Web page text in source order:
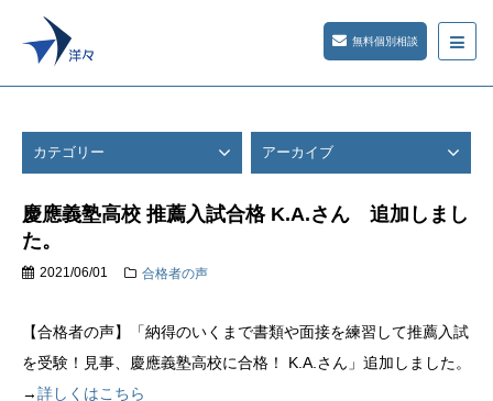
無料個別相談
カテゴリー アーカイブ
慶應義塾高校 推薦入試合格 K.A.さん 追加しまし
た。
2021/06/01 合格者の声
【合格者の声】「納得のいくまで書類や面接を練習して推薦入試
を受験！見事、慶應義塾高校に合格！ K.A.さん」追加しました。
→詳しくはこちら